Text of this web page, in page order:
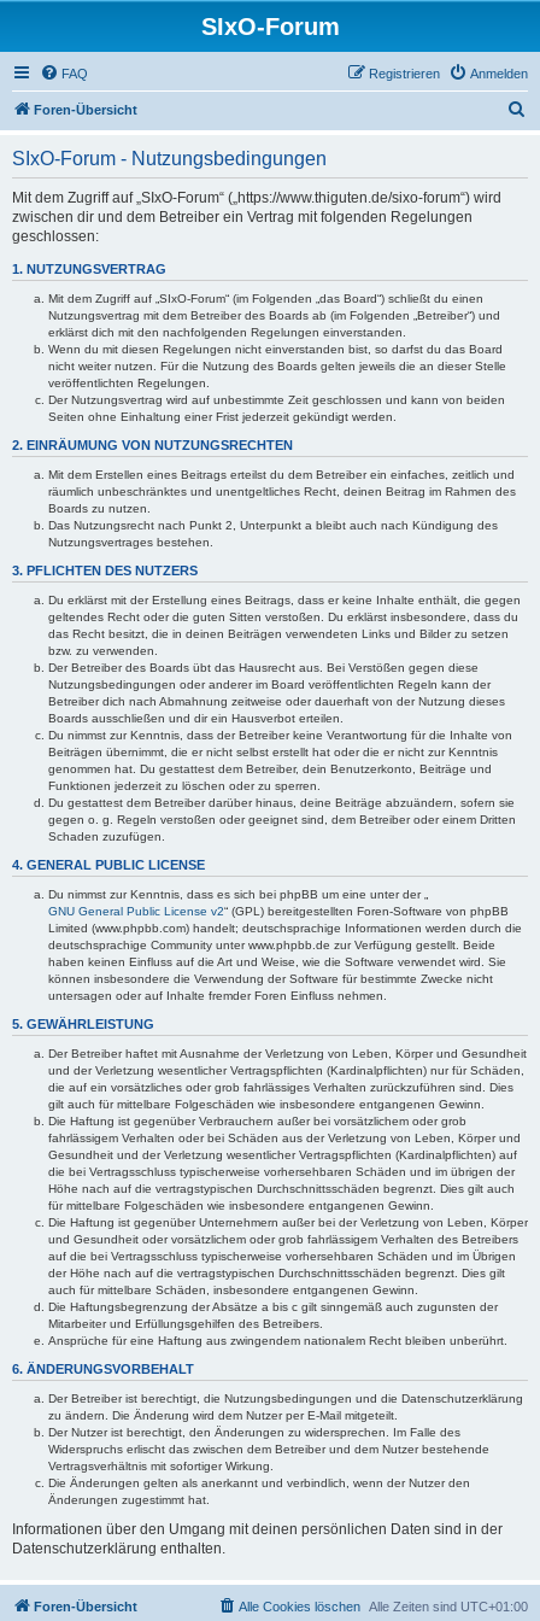
SIxO-Forum
FAQ Anmelden
Registrieren
Foren-Übersicht
SIxO-Forum - Nutzungsbedingungen
Mit dem Zugriff auf „SIxO-Forum“ („https://www.thiguten.de/sixo-forum“) wird
zwischen dir und dem Betreiber ein Vertrag mit folgenden Regelungen
geschlossen:
1. NUTZUNGSVERTRAG
Mit dem Zugriff auf „SIxO-Forum“ (im Folgenden „das Board“) schließt du einen
Nutzungsvertrag mit dem Betreiber des Boards ab (im Folgenden „Betreiber“) und
erklärst dich mit den nachfolgenden Regelungen einverstanden.
Wenn du mit diesen Regelungen nicht einverstanden bist, so darfst du das Board
nicht weiter nutzen. Für die Nutzung des Boards gelten jeweils die an dieser Stelle
veröffentlichten Regelungen.
Der Nutzungsvertrag wird auf unbestimmte Zeit geschlossen und kann von beiden
Seiten ohne Einhaltung einer Frist jederzeit gekündigt werden.
2. EINRÄUMUNG VON NUTZUNGSRECHTEN
Mit dem Erstellen eines Beitrags erteilst du dem Betreiber ein einfaches, zeitlich und
räumlich unbeschränktes und unentgeltliches Recht, deinen Beitrag im Rahmen des
Boards zu nutzen.
Das Nutzungsrecht nach Punkt 2, Unterpunkt a bleibt auch nach Kündigung des
Nutzungsvertrages bestehen.
3. PFLICHTEN DES NUTZERS
Du erklärst mit der Erstellung eines Beitrags, dass er keine Inhalte enthält, die gegen
geltendes Recht oder die guten Sitten verstoßen. Du erklärst insbesondere, dass du
das Recht besitzt, die in deinen Beiträgen verwendeten Links und Bilder zu setzen
bzw. zu verwenden.
Der Betreiber des Boards übt das Hausrecht aus. Bei Verstößen gegen diese
Nutzungsbedingungen oder anderer im Board veröffentlichten Regeln kann der
Betreiber dich nach Abmahnung zeitweise oder dauerhaft von der Nutzung dieses
Boards ausschließen und dir ein Hausverbot erteilen.
Du nimmst zur Kenntnis, dass der Betreiber keine Verantwortung für die Inhalte von
Beiträgen übernimmt, die er nicht selbst erstellt hat oder die er nicht zur Kenntnis
genommen hat. Du gestattest dem Betreiber, dein Benutzerkonto, Beiträge und
Funktionen jederzeit zu löschen oder zu sperren.
Du gestattest dem Betreiber darüber hinaus, deine Beiträge abzuändern, sofern sie
gegen o. g. Regeln verstoßen oder geeignet sind, dem Betreiber oder einem Dritten
Schaden zuzufügen.
4. GENERAL PUBLIC LICENSE
Du nimmst zur Kenntnis, dass es sich bei phpBB um eine unter der „
GNU General Public License v2“ (GPL) bereitgestellten Foren-Software von phpBB
Limited (www.phpbb.com) handelt; deutschsprachige Informationen werden durch die
deutschsprachige Community unter www.phpbb.de zur Verfügung gestellt. Beide
haben keinen Einfluss auf die Art und Weise, wie die Software verwendet wird. Sie
können insbesondere die Verwendung der Software für bestimmte Zwecke nicht
untersagen oder auf Inhalte fremder Foren Einfluss nehmen.
5. GEWÄHRLEISTUNG
Der Betreiber haftet mit Ausnahme der Verletzung von Leben, Körper und Gesundheit
und der Verletzung wesentlicher Vertragspflichten (Kardinalpflichten) nur für Schäden,
die auf ein vorsätzliches oder grob fahrlässiges Verhalten zurückzuführen sind. Dies
gilt auch für mittelbare Folgeschäden wie insbesondere entgangenen Gewinn.
Die Haftung ist gegenüber Verbrauchern außer bei vorsätzlichem oder grob
fahrlässigem Verhalten oder bei Schäden aus der Verletzung von Leben, Körper und
Gesundheit und der Verletzung wesentlicher Vertragspflichten (Kardinalpflichten) auf
die bei Vertragsschluss typischerweise vorhersehbaren Schäden und im übrigen der
Höhe nach auf die vertragstypischen Durchschnittsschäden begrenzt. Dies gilt auch
für mittelbare Folgeschäden wie insbesondere entgangenen Gewinn.
Die Haftung ist gegenüber Unternehmern außer bei der Verletzung von Leben, Körper
und Gesundheit oder vorsätzlichem oder grob fahrlässigem Verhalten des Betreibers
auf die bei Vertragsschluss typischerweise vorhersehbaren Schäden und im Übrigen
der Höhe nach auf die vertragstypischen Durchschnittsschäden begrenzt. Dies gilt
auch für mittelbare Schäden, insbesondere entgangenen Gewinn.
Die Haftungsbegrenzung der Absätze a bis c gilt sinngemäß auch zugunsten der
Mitarbeiter und Erfüllungsgehilfen des Betreibers.
Ansprüche für eine Haftung aus zwingendem nationalem Recht bleiben unberührt.
6. ÄNDERUNGSVORBEHALT
Der Betreiber ist berechtigt, die Nutzungsbedingungen und die Datenschutzerklärung
zu ändern. Die Änderung wird dem Nutzer per E-Mail mitgeteilt.
Der Nutzer ist berechtigt, den Änderungen zu widersprechen. Im Falle des
Widerspruchs erlischt das zwischen dem Betreiber und dem Nutzer bestehende
Vertragsverhältnis mit sofortiger Wirkung.
Die Änderungen gelten als anerkannt und verbindlich, wenn der Nutzer den
Änderungen zugestimmt hat.
Informationen über den Umgang mit deinen persönlichen Daten sind in der
Datenschutzerklärung enthalten.
Foren-Übersicht Alle Zeiten sind UTC+01:00
Alle Cookies löschen